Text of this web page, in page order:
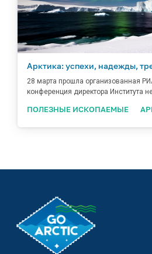
Арктика: успехи, надежды,
28 марта прошла организованная
конференция директора Института
ПОЛЕЗНЫЕ ИСКОПАЕМЫЕ